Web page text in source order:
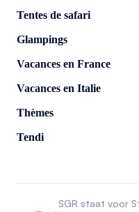
Tentes de safari
Glampings
Vacances en France
Vacances en Italie
Thèmes
Tendi
SGR staat voor